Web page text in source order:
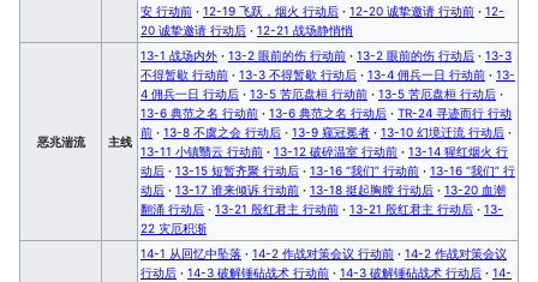
安 行动前 · 12-19 飞跃，烟火 行动后 · 12-20 诚挚邀请 行动前 · 12-
20 诚挚邀请 行动后 · 12-21 战场静悄悄
恶兆湍流 主线
13-1 战场内外 · 13-2 眼前的伤 行动前 · 13-2 眼前的伤 行动后 · 13-3
不得暂歇 行动前 · 13-3 不得暂歇 行动后 · 13-4 佣兵一日 行动前 · 13-
4 佣兵一日 行动后 · 13-5 苦厄盘桓 行动前 · 13-5 苦厄盘桓 行动后 ·
13-6 典范之名 行动前 · 13-6 典范之名 行动后 · TR-24 寻迹而行 行动
前 · 13-8 不虞之会 行动后 · 13-9 窥冠冕者 · 13-10 幻境迁流 行动后 ·
13-11 小镇翳云 行动前 · 13-12 破碎温室 行动前 · 13-14 猩红烟火 行
动后 · 13-15 短暂齐聚 行动后 · 13-16 “我们” 行动前 · 13-16 “我们” 行
动后 · 13-17 谁来倾诉 行动前 · 13-18 挺起胸膛 行动后 · 13-20 血潮
翻涌 行动后 · 13-21 殷红君主 行动前 · 13-21 殷红君主 行动后 · 13-
22 灾厄积渐
14-1 从回忆中坠落 · 14-2 作战对策会议 行动前 · 14-2 作战对策会议
行动后 · 14-3 破解锤砧战术 行动前 · 14-3 破解锤砧战术 行动后 · 14-